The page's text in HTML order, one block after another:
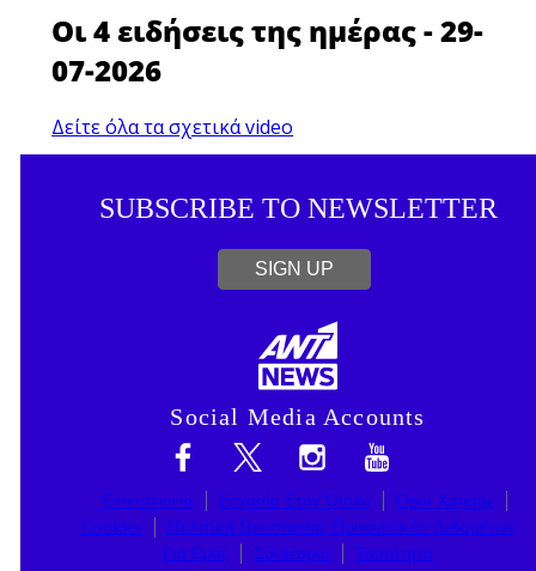
Οι 4 ειδήσεις της ημέρας - 29-
07-2026
Δείτε όλα τα σχετικά video
SUBSCRIBE TO NEWSLETTER
SIGN UP
Social Media Accounts
Επικοινωνία Εργασία Στον Όμιλο
Όροι Χρήσης
Cookies
Πολιτική Προστασίας Προσωπικών Δεδομένων
Για Εμάς
Σύνδεσμοι Ταυτότητα